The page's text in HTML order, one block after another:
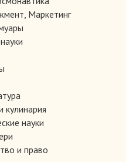
Маркетинг
науки
и право